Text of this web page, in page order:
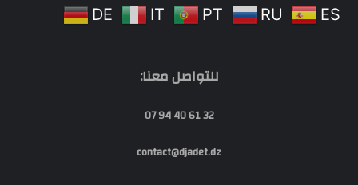
DE
IT PT RU ES
للتواصل معنا:
32 61 40 94 07
contact@djadet.dz